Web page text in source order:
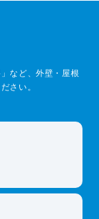
など、外壁・屋根
さい。